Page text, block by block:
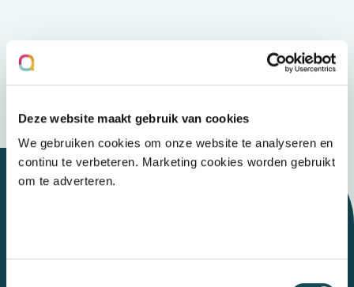
Deze website maakt gebruik van cookies
We gebruiken cookies om onze website te analyseren en
continu te verbeteren. Marketing cookies worden gebruikt
om te adverteren.